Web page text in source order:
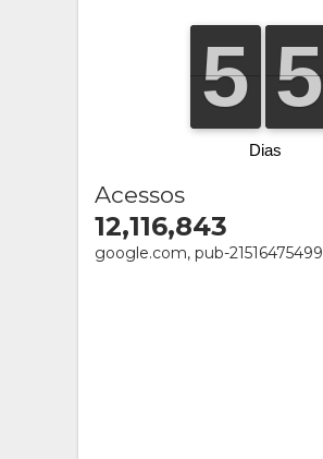
Acessos
12,116,843
google.com, pub-